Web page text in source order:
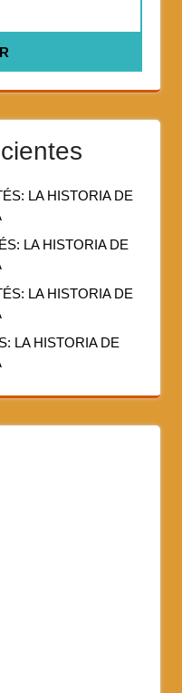
LA HISTORIA DE
LA HISTORIA DE
LA HISTORIA DE
LA HISTORIA DE